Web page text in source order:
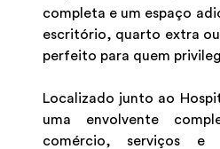
completa e um espaço
escritório, quarto extra
perfeito para quem
Localizado junto ao
uma envolvente
comércio, serviços